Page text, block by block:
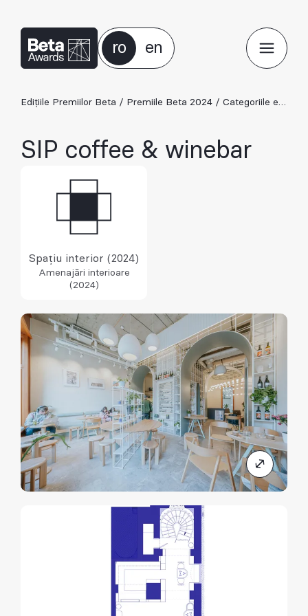
ro en
Edițiile Premiilor Beta / Premiile Beta 2024 / Categoriile ediției 2024
SIP coffee & winebar
Spațiu interior (2024)
Amenajări interioare
(2024)